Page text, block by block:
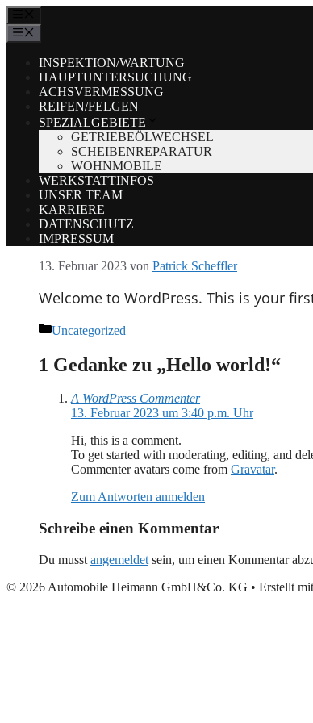
Zum
Inhalt
springen
INSPEKTION/WARTUNG
HAUPTUNTERSUCHUNG
ACHSVERMESSUNG
REIFEN/FELGEN
SPEZIALGEBIETE
GETRIEBEÖLWECHSEL
SCHEIBENREPARATUR
WOHNMOBILE
WERKSTATTINFOS
UNSER TEAM
KARRIERE
DATENSCHUTZ
IMPRESSUM
13. Februar 2023 von Patrick Scheffler
Welcome to WordPress. This is your
Kategorien
Uncategorized
1 Gedanke zu „Hello world!“
A WordPress Commenter
13. Februar 2023 um 3:40 p.m. Uhr
Hi, this is a comment.
To get started with moderating, editing, and
Commenter avatars come from Gravatar.
Zum Antworten anmelden
Schreibe einen Kommentar
Du musst angemeldet sein, um einen Kommentar
© 2026 Automobile Heimann GmbH&Co. KG • Erstellt mit